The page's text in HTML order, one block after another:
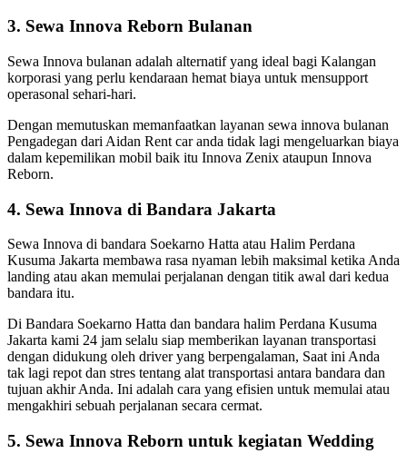
3. Sewa Innova Reborn Bulanan
Sewa Innova bulanan adalah alternatif yang ideal bagi Kalangan
korporasi yang perlu kendaraan hemat biaya untuk mensupport
operasonal sehari-hari.
Dengan memutuskan memanfaatkan layanan sewa innova bulanan
Pengadegan dari Aidan Rent car anda tidak lagi mengeluarkan biaya
dalam kepemilikan mobil baik itu Innova Zenix ataupun Innova
Reborn.
4. Sewa Innova di Bandara Jakarta
Sewa Innova di bandara Soekarno Hatta atau Halim Perdana
Kusuma Jakarta membawa rasa nyaman lebih maksimal ketika Anda
landing atau akan memulai perjalanan dengan titik awal dari kedua
bandara itu.
Di Bandara Soekarno Hatta dan bandara halim Perdana Kusuma
Jakarta kami 24 jam selalu siap memberikan layanan transportasi
dengan didukung oleh driver yang berpengalaman, Saat ini Anda
tak lagi repot dan stres tentang alat transportasi antara bandara dan
tujuan akhir Anda. Ini adalah cara yang efisien untuk memulai atau
mengakhiri sebuah perjalanan secara cermat.
5. Sewa Innova Reborn untuk kegiatan Wedding